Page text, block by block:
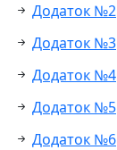
Додаток №2
Додаток №3
Додаток №4
Додаток №5
Додаток №6